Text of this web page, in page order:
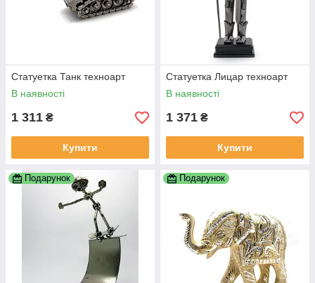
Статуетка Танк техноарт
В наявності
1 311 ₴
Купити
Статуетка Лицар техноарт
В наявності
1 371 ₴
Купити
Подарунок Подарунок